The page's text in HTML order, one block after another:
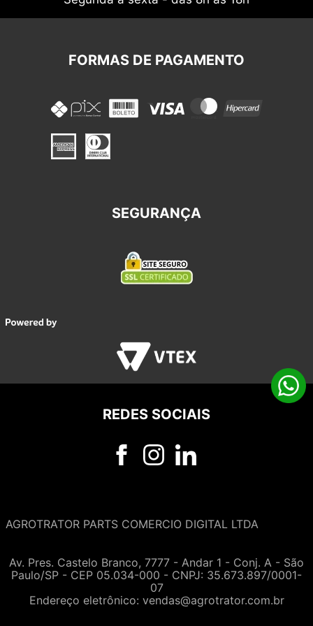
FORMAS DE PAGAMENTO
SEGURANÇA
REDES SOCIAIS
AGROTRATOR PARTS COMERCIO DIGITAL LTDA
Av. Pres. Castelo Branco, 7777 - Andar 1 - Conj. A - São
Paulo/SP - CEP 05.034-000 - CNPJ: 35.673.897/0001-
07
Endereço eletrônico: vendas@agrotrator.com.br